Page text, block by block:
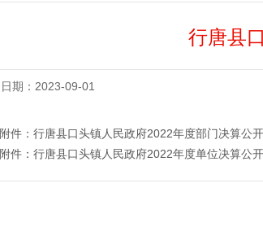
行唐县
日期：2023-09-01
附件： 行唐县口头镇人民政府2022年度部门决算公开
附件： 行唐县口头镇人民政府2022年度单位决算公开